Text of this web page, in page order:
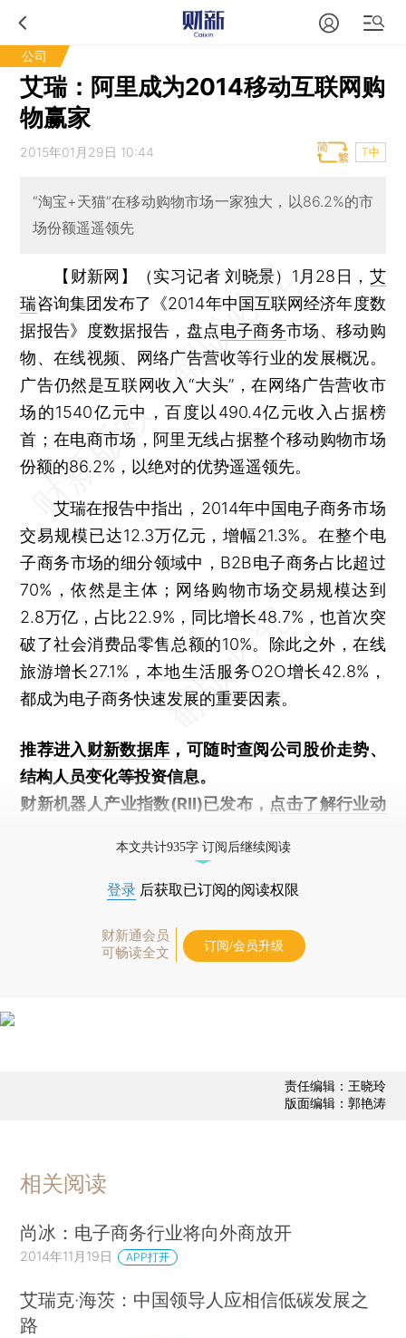
公司
艾瑞：阿里成为2014移动互联网购
物赢家
2015年01月29日 10:44 T中
“淘宝+天猫”在移动购物市场一家独大，以86.2%的市
场份额遥遥领先
【财新网】（实习记者 刘晓景） 1月28日， 艾
瑞咨询集团发布了《2014年中国互联网经济年度数
据报告》度数据报告，盘点电子商务市场、移动购
物、在线视频、网络广告营收等行业的发展概况。
广告仍然是互联网收入“大头”，在网络广告营收市
场的1540亿元中，百度以490.4亿元收入占据榜
首；在电商市场，阿里无线占据整个移动购物市场
份额的86.2%，以绝对的优势遥遥领先。
艾瑞在报告中指出，2014年中国电子商务市场
交易规模已达12.3万亿元，增幅21.3%。在整个电
子商务市场的细分领域中，B2B电子商务占比超过
70%，依然是主体；网络购物市场交易规模达到
2.8万亿，占比22.9%，同比增长48.7%，也首次突
破了社会消费品零售总额的10%。除此之外，在线
旅游增长27.1%，本地生活服务O2O增长42.8%，
都成为电子商务快速发展的重要因素。
推荐进入财新数据库 ，可随时查阅公司股价走势、
结构人员变化等投资信息。
财新机器人产业指数(RII)已发布， 点击了解行业动
本文共计935字 订阅后继续阅读
登录 后获取已订阅的阅读权限
财新通会员
可畅读全文
订阅/会员升级
责任编辑：王晓玲
版面编辑：郭艳涛
相关阅读
尚冰：电子商务行业将向外商放开
2014年11月19日 APP打开
艾瑞克·海茨：中国领导人应相信低碳发展之
路